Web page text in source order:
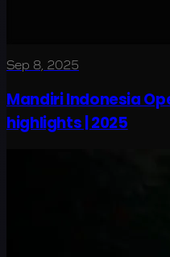
Sep 8, 2025
Mandiri Indonesia
highlights | 2025